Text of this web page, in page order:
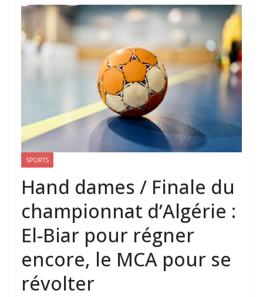
SPORTS
Hand dames / Finale du
championnat d’Algérie :
El-Biar pour régner
encore, le MCA pour se
révolter